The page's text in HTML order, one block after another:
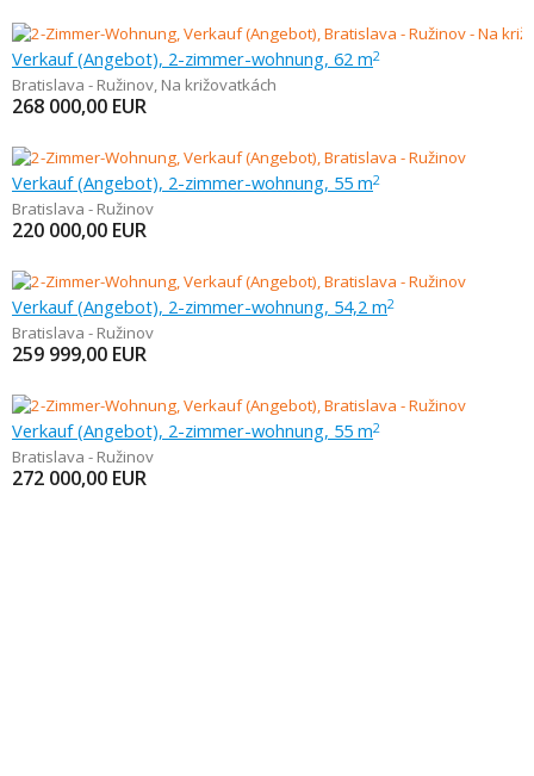
Verkauf (Angebot), 2-zimmer-wohnung, 62 m2
Bratislava - Ružinov, Na križovatkách
268 000,00 EUR
Verkauf (Angebot), 2-zimmer-wohnung, 55 m2
Bratislava - Ružinov
220 000,00 EUR
Verkauf (Angebot), 2-zimmer-wohnung, 54,2 m2
Bratislava - Ružinov
259 999,00 EUR
Verkauf (Angebot), 2-zimmer-wohnung, 55 m2
Bratislava - Ružinov
272 000,00 EUR